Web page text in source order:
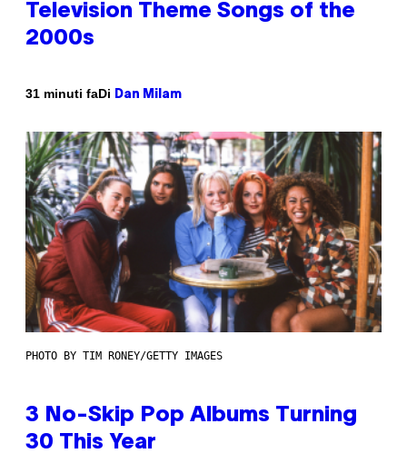
Television Theme Songs of the
2000s
31 minuti faDi Dan Milam
PHOTO BY TIM RONEY/GETTY IMAGES
3 No-Skip Pop Albums Turning
30 This Year